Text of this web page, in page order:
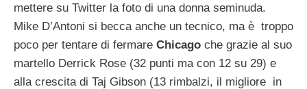
mettere su Twitter la foto di una donna seminuda.
Mike D’Antoni si becca anche un tecnico, ma è troppo
poco per tentare di fermare Chicago che grazie al suo
martello Derrick Rose (32 punti ma con 12 su 29) e
alla crescita di Taj Gibson (13 rimbalzi, il migliore in